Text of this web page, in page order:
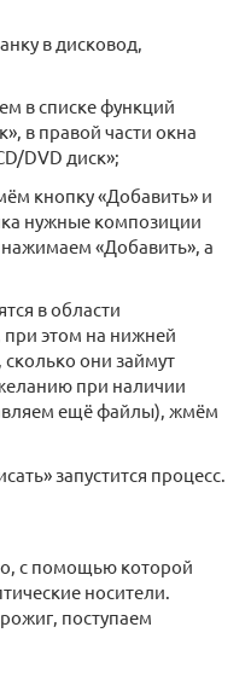
в дисковод,
в списке функций
в правой части окна
DVD диск»;
кнопку «Добавить» и
нужные композиции
«Добавить», а
в области
этом на нижней
они займут
при наличии
ещё файлы), жмём
запустится процесс.
с помощью которой
носители.
поступаем